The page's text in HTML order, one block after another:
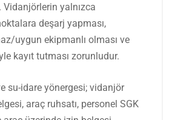
yalnızca
deşarj yapması,
uygun ekipmanlı olması ve
kayıt tutması zorunludur.
su-idare yönergesi; vidanjör
araç ruhsatı, personel SGK